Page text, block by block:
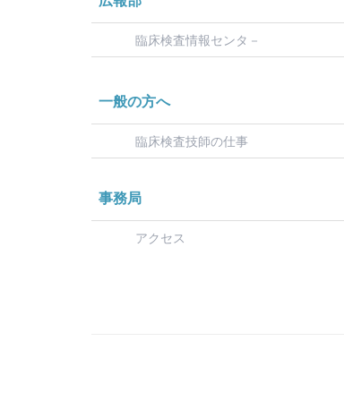
臨床検査情報センタ－
一般の方へ
臨床検査技師の仕事
事務局
アクセス